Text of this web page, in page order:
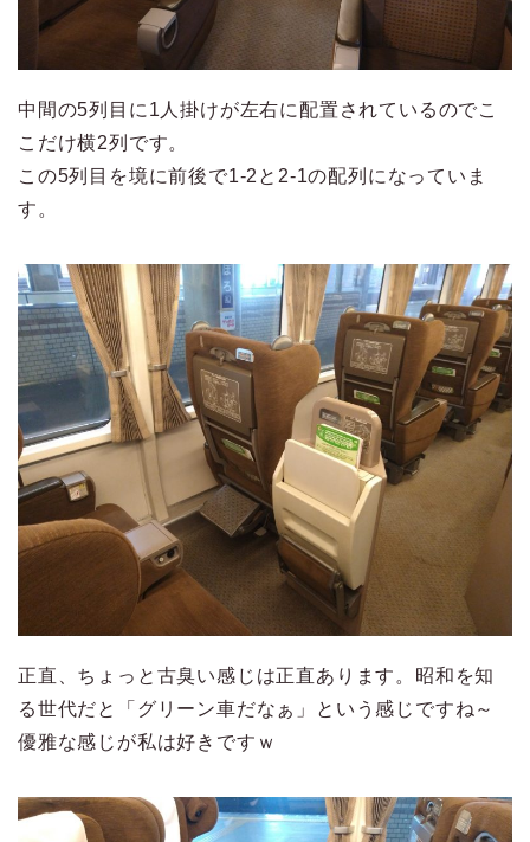
中間の5列目に1人掛けが左右に配置されているのでこ
こだけ横2列です。
この5列目を境に前後で1-2と2-1の配列になっていま
す。
正直、ちょっと古臭い感じは正直あります。昭和を知
る世代だと「グリーン車だなぁ」という感じですね～
優雅な感じが私は好きですｗ